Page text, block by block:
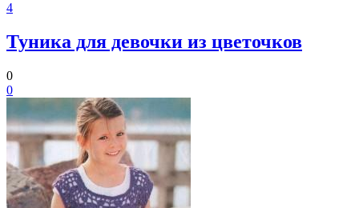
4
Туника для девочки из цветочков
0
0